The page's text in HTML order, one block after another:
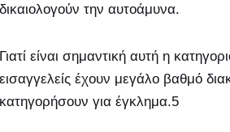
δικαιολογούν την αυτοάμυνα.
Γιατί είναι σημαντική αυτή η
εισαγγελείς έχουν μεγάλο βαθμό
κατηγορήσουν για έγκλημα.5